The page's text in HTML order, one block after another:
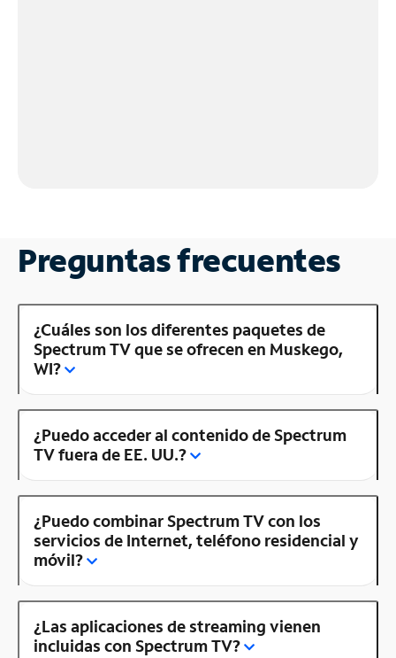
Preguntas frecuentes
¿Cuáles son los diferentes paquetes de
Spectrum TV que se ofrecen en Muskego,
WI?
¿Puedo acceder al contenido de Spectrum
TV fuera de EE. UU.?
¿Puedo combinar Spectrum TV con los
servicios de Internet, teléfono residencial y
móvil?
¿Las aplicaciones de streaming vienen
incluidas con Spectrum TV?